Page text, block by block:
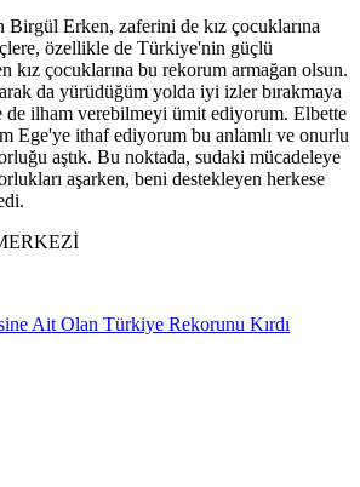
Birgül Erken, zaferini de kız çocuklarına
özellikle de Türkiye'nin güçlü
kız çocuklarına bu rekorum armağan olsun.
da yürüdüğüm yolda iyi izler bırakmaya
de ilham verebilmeyi ümit ediyorum. Elbette
Ege'ye ithaf ediyorum bu anlamlı ve onurlu
aştık. Bu noktada, sudaki mücadeleye
aşarken, beni destekleyen herkese
Ait Olan Türkiye Rekorunu Kırdı